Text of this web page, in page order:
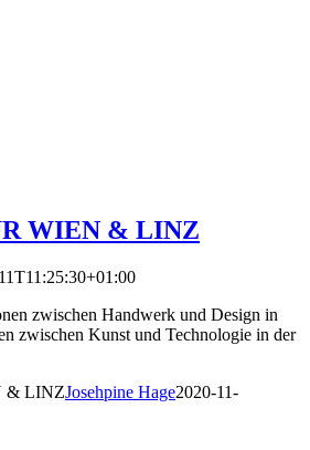
WIEN & LINZ
zwischen Handwerk und Design in
zwischen Kunst und Technologie in der
& LINZJosehpine Hage2020-11-